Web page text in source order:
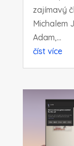
zajímavý
Michalem
Adam,...
číst více